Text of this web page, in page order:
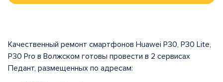
Качественный ремонт смартфонов Huawei P30, P30 Lite,
P30 Pro в Волжском готовы провести в 2 сервисах
Педант, размещенных по адресам: